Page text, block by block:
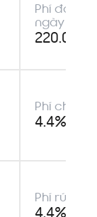
Phí đóng
ngày mở
220.000
Phí chậm
4.4%
Phí rút
4.4%